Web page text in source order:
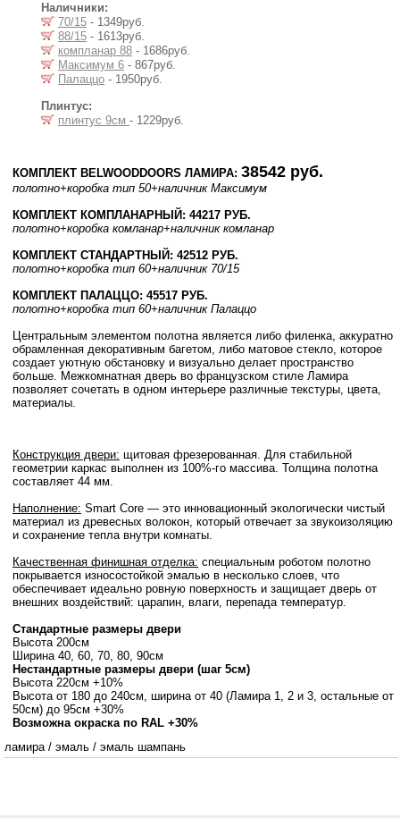
Наличники:
70/15 - 1349руб.
88/15 - 1613руб.
компланар 88 - 1686руб.
Максимум 6 - 867руб.
Палаццо - 1950руб.
Плинтус:
плинтус 9см - 1229руб.
КОМПЛЕКТ BELWOODDOORS ЛАМИРА: 38542 руб.
полотно+коробка тип 50+наличник Максимум
КОМПЛЕКТ КОМПЛАНАРНЫЙ: 44217 РУБ.
полотно+коробка комланар+наличник комланар
КОМПЛЕКТ СТАНДАРТНЫЙ: 42512 РУБ.
полотно+коробка тип 60+наличник 70/15
КОМПЛЕКТ ПАЛАЦЦО: 45517 РУБ.
полотно+коробка тип 60+наличник Палаццо
Центральным элементом полотна является либо филенка, аккуратно
обрамленная декоративным багетом, либо матовое стекло, которое
создает уютную обстановку и визуально делает пространство
больше. Межкомнатная дверь во французском стиле Ламира
позволяет сочетать в одном интерьере различные текстуры, цвета,
материалы.
Конструкция двери: щитовая фрезерованная. Для стабильной
геометрии каркас выполнен из 100%-го массива. Толщина полотна
составляет 44 мм.
Наполнение: Smart Core — это инновационный экологически чистый
материал из древесных волокон, который отвечает за звукоизоляцию
и сохранение тепла внутри комнаты.
Качественная финишная отделка: специальным роботом полотно
покрывается износостойкой эмалью в несколько слоев, что
обеспечивает идеально ровную поверхность и защищает дверь от
внешних воздействий: царапин, влаги, перепада температур.
Стандартные размеры двери
Высота 200см
Ширина 40, 60, 70, 80, 90см
Нестандартные размеры двери (шаг 5см)
Высота 220см +10%
Высота от 180 до 240см, ширина от 40 (Ламира 1, 2 и 3, остальные от
50см) до 95см +30%
Возможна окраска по RAL +30%
ламира/ эмаль / эмаль шампань